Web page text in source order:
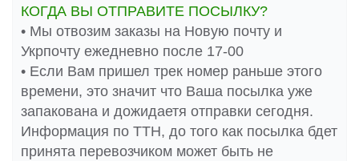
КОГДА ВЫ ОТПРАВИТЕ ПОСЫЛКУ?
• Мы отвозим заказы на Новую почту и
Укрпочту ежедневно после 17-00
• Если Вам пришел трек номер раньше этого
времени, это значит что Ваша посылка уже
запакована и дожидаетя отправки сегодня.
Информация по ТТН, до того как посылка бдет
принята перевозчиком может быть не